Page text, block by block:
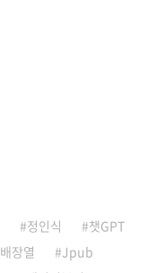
정인식
챗GPT
배장열
Jpub